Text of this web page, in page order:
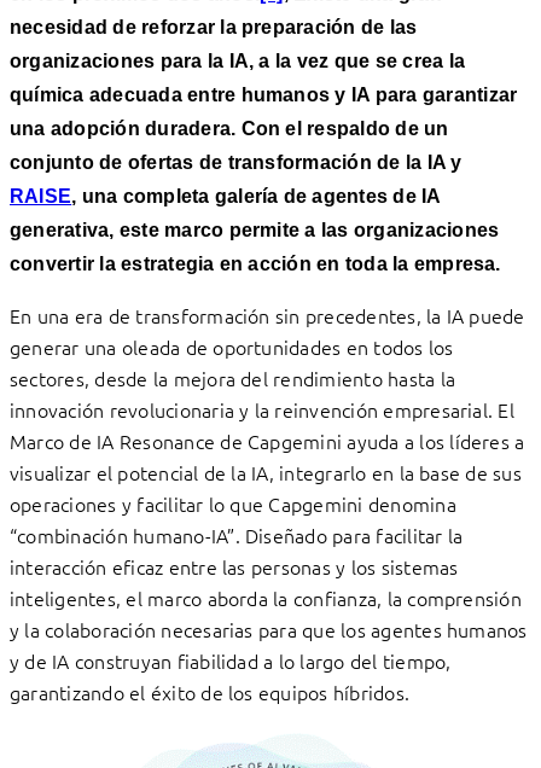
necesidad de reforzar la preparación de las
organizaciones para la IA, a la vez que se crea la
química adecuada entre humanos y IA para garantizar
una adopción duradera. Con el respaldo de un
conjunto de ofertas de transformación de la IA y
RAISE, una completa galería de agentes de IA
generativa, este marco permite a las organizaciones
convertir la estrategia en acción en toda la empresa.
En una era de transformación sin precedentes, la IA puede
generar una oleada de oportunidades en todos los
sectores, desde la mejora del rendimiento hasta la
innovación revolucionaria y la reinvención empresarial. El
Marco de IA Resonance de Capgemini ayuda a los líderes a
visualizar el potencial de la IA, integrarlo en la base de sus
operaciones y facilitar lo que Capgemini denomina
“combinación humano-IA”. Diseñado para facilitar la
interacción eficaz entre las personas y los sistemas
inteligentes, el marco aborda la confianza, la comprensión
y la colaboración necesarias para que los agentes humanos
y de IA construyan fiabilidad a lo largo del tiempo,
garantizando el éxito de los equipos híbridos.